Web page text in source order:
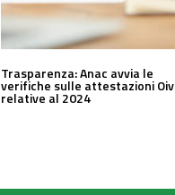
Trasparenza: Anac avvia le
verifiche sulle attestazioni Oiv
relative al 2024